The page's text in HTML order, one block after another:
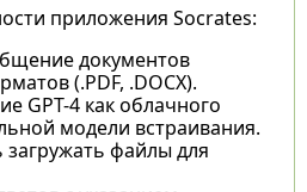
приложения Socrates:
документов
(.PDF, .DOCX).
GPT-4 как облачного
модели встраивания.
файлы для